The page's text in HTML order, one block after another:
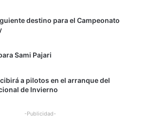
destino para el Campeonato
Sami Pajari
a pilotos en el arranque del
de Invierno
-Publicidad-